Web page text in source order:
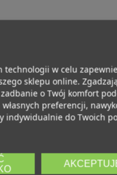
technologii w celu
sklepu online.
o Twój komfort
preferencji,
indywidualnie do Twoich